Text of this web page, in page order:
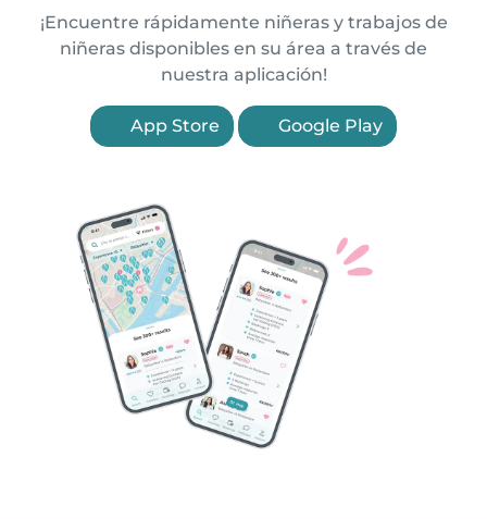
¡Encuentre rápidamente niñeras y trabajos de
niñeras disponibles en su área a través de
nuestra aplicación!
App Store Google Play